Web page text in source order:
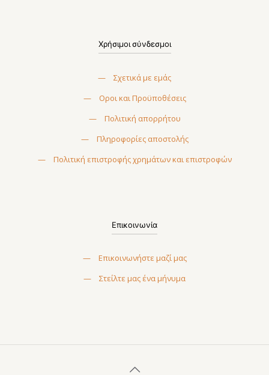
Χρήσιμοι σύνδεσμοι
—
Σχετικά με εμάς
—
Οροι και Προϋποθέσεις
—
Πολιτική απορρήτου
—
Πληροφορίες αποστολής
—
Πολιτική επιστροφής χρημάτων και επιστροφών
Επικοινωνία
—
Επικοινωνήστε μαζί μας
—
Στείλτε μας ένα μήνυμα